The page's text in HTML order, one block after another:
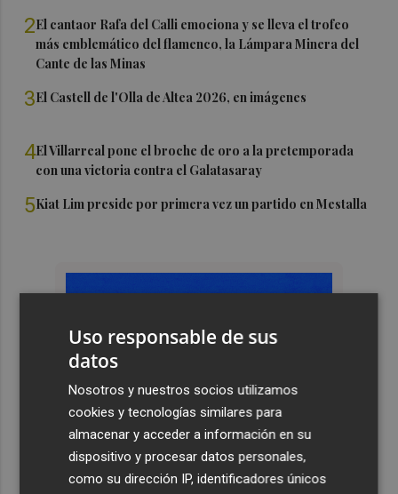
2El cantaor Rafa del Calli emociona y se lleva el trofeo
más emblemático del flamenco, la Lámpara Minera del
Cante de las Minas
3El Castell de l'Olla de Altea 2026, en imágenes
4El Villarreal pone el broche de oro a la pretemporada
con una victoria contra el Galatasaray
5Kiat Lim preside por primera vez un partido en Mestalla
Uso responsable de sus
datos
Nosotros y nuestros socios utilizamos
cookies y tecnologías similares para
almacenar y acceder a información en su
dispositivo y procesar datos personales,
como su dirección IP, identificadores únicos